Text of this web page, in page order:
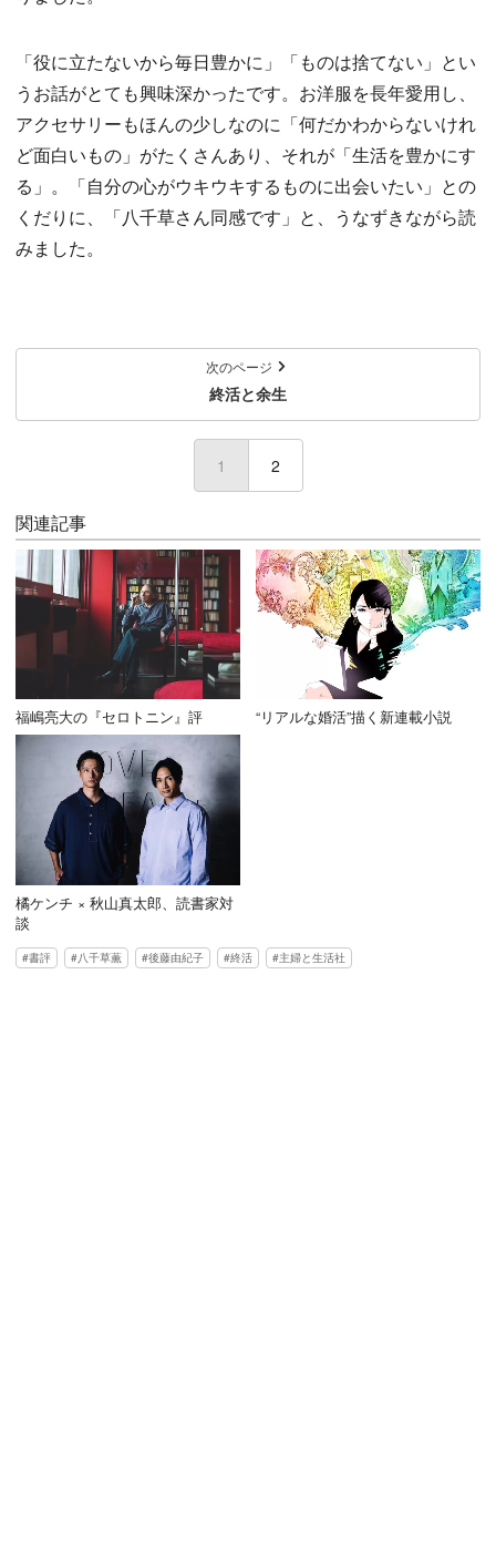
「役に立たないから毎日豊かに」「ものは捨てない」とい
うお話がとても興味深かったです。お洋服を長年愛用し、
アクセサリーもほんの少しなのに「何だかわからないけれ
ど面白いもの」がたくさんあり、それが「生活を豊かにす
る」。「自分の心がウキウキするものに出会いたい」との
くだりに、「八千草さん同感です」と、うなずきながら読
みました。
次のページ
終活と余生
1 (current)
2
関連記事
福嶋亮大の『セロトニン』評 “リアルな婚活”描く新連載小説
橘ケンチ × 秋山真太郎、読書家対
談
書評 八千草薫 後藤由紀子 終活 主婦と生活社